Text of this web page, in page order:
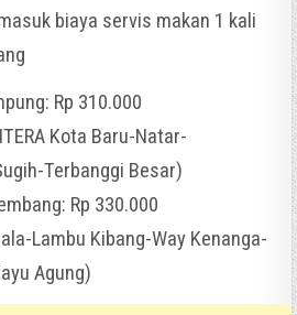
biaya servis makan 1 kali
Rp 310.000
Kota Baru-Natar-
Terbanggi Besar)
Rp 330.000
Lambu Kibang-Way Kenanga-
Agung)